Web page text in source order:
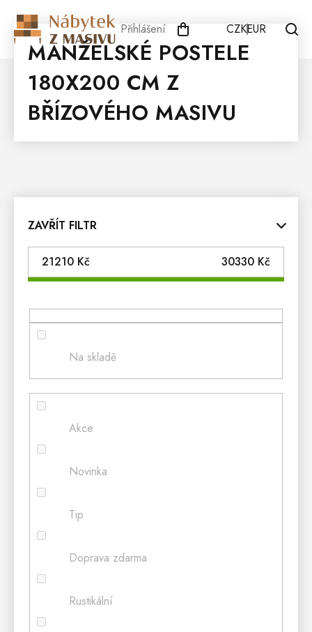
obsah
Přihlášení CZKEUR
MANŽELSKÉ POSTELE
180X200 CM Z
BŘÍZOVÉHO MASIVU
ZAVŘÍT FILTR
21210 Kč 30330 Kč
Na skladě
Akce
Novinka
Tip
Doprava zdarma
Rustikální